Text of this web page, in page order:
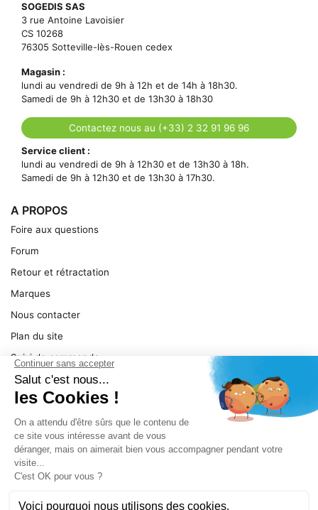
SOGEDIS SAS
3 rue Antoine Lavoisier
CS 10268
76305 Sotteville-lès-Rouen cedex
Magasin :
lundi au vendredi de 9h à 12h et de 14h à 18h30.
Samedi de 9h à 12h30 et de 13h30 à 18h30
Contactez nous au (+33) 2 32 91 96 96
Service client :
lundi au vendredi de 9h à 12h30 et de 13h30 à 18h.
Samedi de 9h à 12h30 et de 13h30 à 17h30.
A PROPOS
Foire aux questions
Forum
Retour et rétractation
Marques
Nous contacter
Plan du site
Suivi de commande
Ma facture
Mentions légales
Conditions générales
SERVICE
Pièces détachées